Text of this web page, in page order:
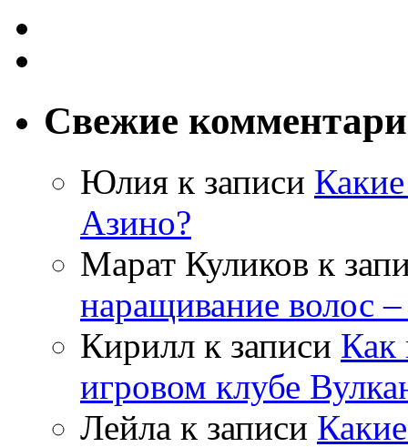
Свежие
Юлия к записи
Азино?
Марат Куликов к
наращивание волос
Кирилл к записи Как
игровом клубе
Лейла к записи